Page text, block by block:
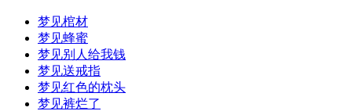
梦见棺材
梦见蜂蜜
梦见别人给我钱
梦见送戒指
梦见红色的枕头
梦见裤烂了